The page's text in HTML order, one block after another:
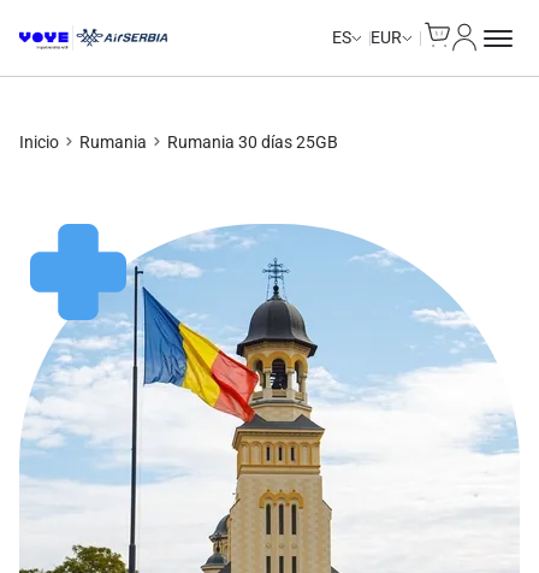
ES EUR
Inicio Rumania Rumania 30 días 25GB